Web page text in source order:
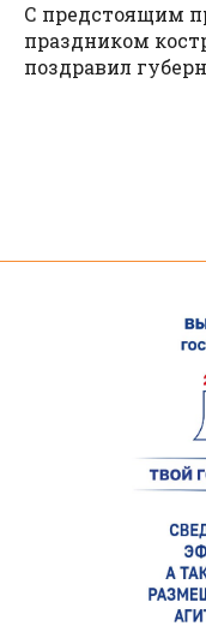
С предстоящим
праздником
поздравил